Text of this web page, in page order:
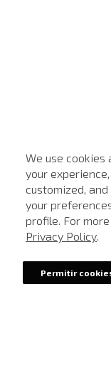
We use cookies
your
customized,
your
profile. For
Privacy Policy.
Permitir